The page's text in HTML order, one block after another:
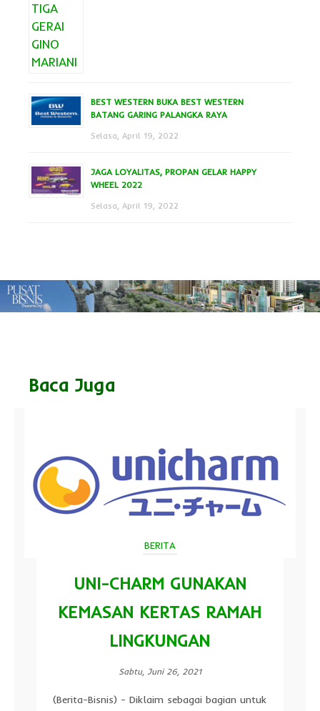
BEST WESTERN BUKA BEST WESTERN
BATANG GARING PALANGKA RAYA
Selasa, April 19, 2022
JAGA LOYALITAS, PROPAN GELAR HAPPY
WHEEL 2022
Selasa, April 19, 2022
Baca Juga
BERITA
UNI-CHARM GUNAKAN
KEMASAN KERTAS RAMAH
LINGKUNGAN
Sabtu, Juni 26, 2021
(Berita-Bisnis) - Diklaim sebagai bagian untuk